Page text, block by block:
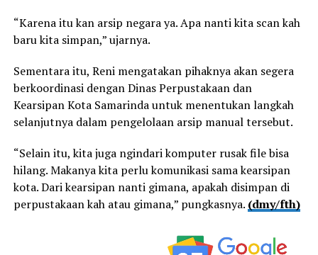
“Karena itu kan arsip negara ya. Apa nanti kita scan kah
baru kita simpan,” ujarnya.
Sementara itu, Reni mengatakan pihaknya akan segera
berkoordinasi dengan Dinas Perpustakaan dan
Kearsipan Kota Samarinda untuk menentukan langkah
selanjutnya dalam pengelolaan arsip manual tersebut.
“Selain itu, kita juga ngindari komputer rusak file bisa
hilang. Makanya kita perlu komunikasi sama kearsipan
kota. Dari kearsipan nanti gimana, apakah disimpan di
perpustakaan kah atau gimana,” pungkasnya. (dmy/fth)